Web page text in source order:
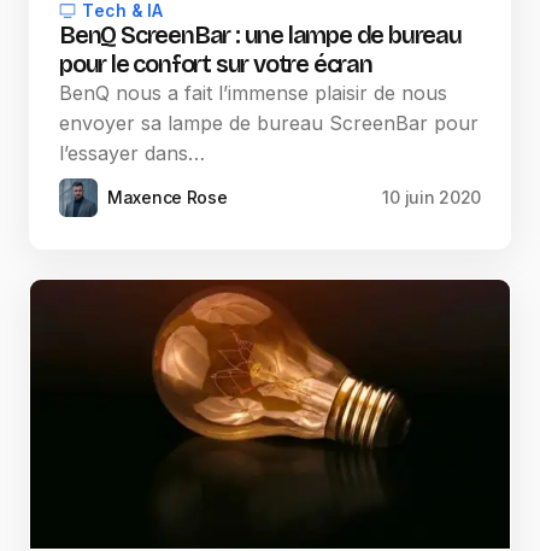
Tech & IA
BenQ ScreenBar : une lampe de bureau
pour le confort sur votre écran
BenQ nous a fait l’immense plaisir de nous
envoyer sa lampe de bureau ScreenBar pour
l’essayer dans…
Maxence Rose 10 juin 2020